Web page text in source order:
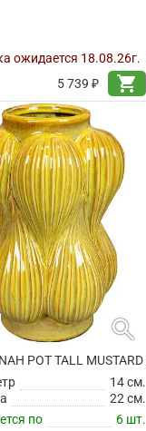
ожидается 18.08.26г.
5 739 ₽
shopping_cart
search
POT TALL MUSTARD
14 см.
22 см.
по
6 шт.